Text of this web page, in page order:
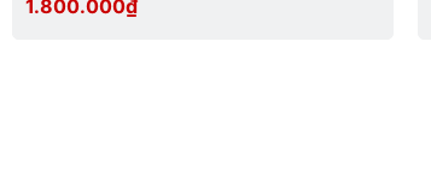
1.800.000₫